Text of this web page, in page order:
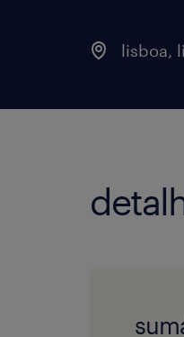
lisboa,